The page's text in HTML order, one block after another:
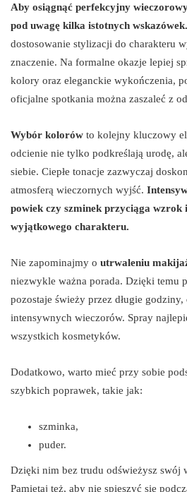
Aby osiągnąć perfekcyjny
pod uwagę kilka istotnych wskazówek.
dostosowanie stylizacji do charakteru
znaczenie. Na formalne okazje lepiej
kolory oraz eleganckie wykończenia,
oficjalne spotkania można zaszaleć z
Wybór kolorów to kolejny kluczowy
odcienie nie tylko podkreślają urodę,
siebie. Ciepłe tonacje zazwyczaj
atmosferą wieczornych wyjść.
powiek czy szminek przyciąga wzrok
wyjątkowego charakteru.
Nie zapominajmy o utrwaleniu
niezwykle ważna porada. Dzięki temu
pozostaje świeży przez długie
intensywnych wieczorów. Spray
wszystkich kosmetyków.
Dodatkowo, warto mieć przy sobie
szybkich poprawek, takie jak:
szminka,
puder.
Dzięki nim bez trudu odświeżysz swój
Pamiętaj też, aby nie spieszyć się